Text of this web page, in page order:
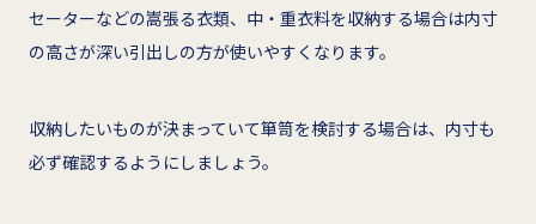
セーターなどの嵩張る衣類、中・重衣料を収納する場合は内寸
の高さが深い引出しの方が使いやすくなります。
収納したいものが決まっていて箪笥を検討する場合は、内寸も
必ず確認するようにしましょう。